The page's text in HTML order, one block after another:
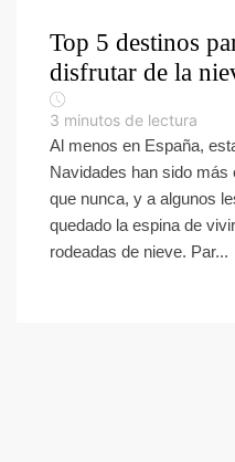
Top 5 destinos
disfrutar de la
3 minutos de lectura
Al menos en España,
Navidades han sido más
que nunca, y a algunos
quedado la espina de
rodeadas de nieve. Par...